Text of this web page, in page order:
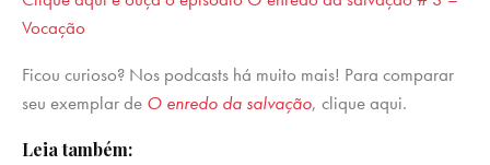
Vocação
Ficou curioso? Nos podcasts há muito mais! Para comparar
seu exemplar de O enredo da salvação, clique aqui.
Leia também: